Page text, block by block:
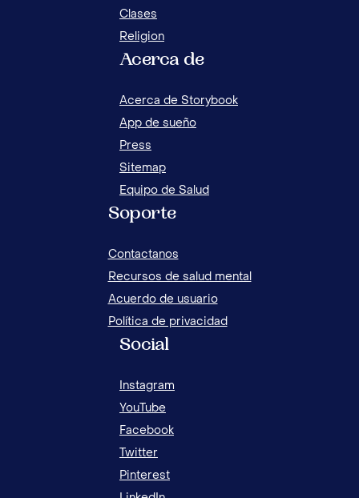
Clases
Religion
Acerca de
Acerca de Storybook
App de sueño
Press
Sitemap
Equipo de Salud
Soporte
Contactanos
Recursos de salud mental
Acuerdo de usuario
Política de privacidad
Social
Instagram
YouTube
Facebook
Twitter
Pinterest